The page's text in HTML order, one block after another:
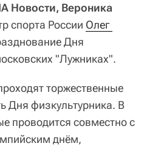
Новости, Вероника
спорта России Олег
Дня
"Лужниках".
торжественные
Дня физкультурника. В
проводится совместно с
днём,